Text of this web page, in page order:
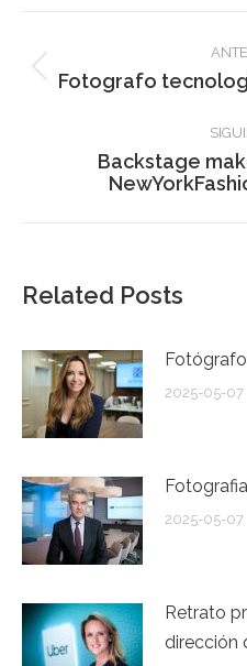
entre
publicaciones
Fotografo
Backstage
Related Posts
2025-05-07
2025-05-07
Retrato
dirección